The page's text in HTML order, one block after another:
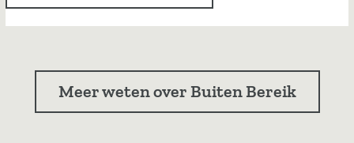
w
e
Meer weten over Buiten Bereik